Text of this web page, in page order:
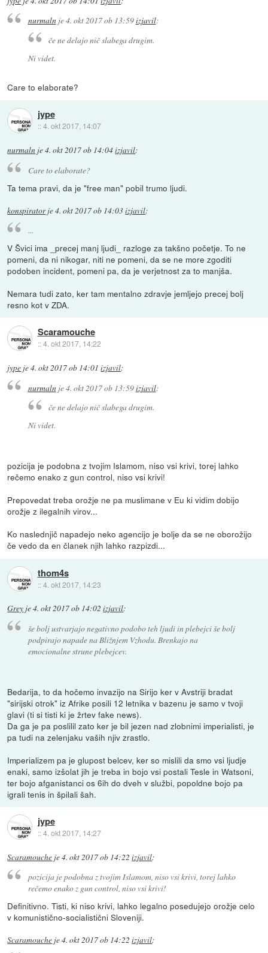
nurmalnje4. okt 2017 ob 13:59izjavil:
če ne delajo nič slabega drugim.
Ni videt.
Care to elaborate?
jype
::4. okt 2017, 14:07
nurmaln je4. okt 2017 ob 14:04izjavil:
Care to elaborate?
Ta tema pravi, da je "free man" pobil trumo ljudi.
konspiratorje4. okt 2017 ob 14:03izjavil:
...
V Švici ima _precej manj ljudi_ razloge za takšno početje. To ne
pomeni, da ni nikogar, niti ne pomeni, da se ne more zgoditi
podoben incident, pomeni pa, da je verjetnost za to manjša.
Nemara tudi zato, ker tam mentalno zdravje jemljejo precej bolj
resno kot v ZDA.
Scaramouche
::4. okt 2017, 14:22
jype je4. okt 2017 ob 14:01 izjavil:
nurmalnje4. okt 2017 ob 13:59izjavil:
če ne delajo nič slabega drugim.
Ni videt.
pozicija je podobna z tvojim Islamom, niso vsi krivi, torej lahko
rečemo enako z gun control, niso vsi krivi!
Prepovedat treba orožje ne pa muslimane v Eu ki vidim dobijo
orožje z ilegalnih virov...
Ko naslednjič napadejo neko agencijo je bolje da se ne oborožijo
če vedo da en članek njih lahko razpizdi...
thom4s
::4. okt 2017, 14:23
Grey je4. okt 2017 ob 14:02 izjavil:
še bolj ustvarjajo negativno podobo teh ljudi in plebejci še bolj
podpirajo napade na Bližnjem Vzhodu. Brenkajo na
emocionalne strune plebejcev.
Bedarija, to da hočemo invazijo na Sirijo ker v Avstriji bradat
"sirijski otrok" iz Afrike posili 12 letnika v bazenu je samo v tvoji
glavi (ti si tisti ki je žrtev fake news).
Da ga je pa poslilil zato ker je bil jezen nad zlobnimi imperialisti, je
pa tudi na zelenjaku vaših njiv zrastlo.
Imperializem pa je glupost belcev, ker so mislili da smo vsi ljudje
enaki, samo izšolat jih je treba in bojo vsi postali Tesle in Watsoni,
ter bojo afganistanci os 6ih do dveh v službi, popoldne bojo pa
igrali tenis in špilali šah.
jype
::4. okt 2017, 14:27
Scaramouche je4. okt 2017 ob 14:22 izjavil:
pozicija je podobna z tvojim Islamom, niso vsi krivi, torej lahko
rečemo enako z gun control, niso vsi krivi!
Definitivno. Tisti, ki niso krivi, lahko legalno posedujejo orožje celo
v komunistično-socialistični Sloveniji.
Scaramouche je4. okt 2017 ob 14:22 izjavil: